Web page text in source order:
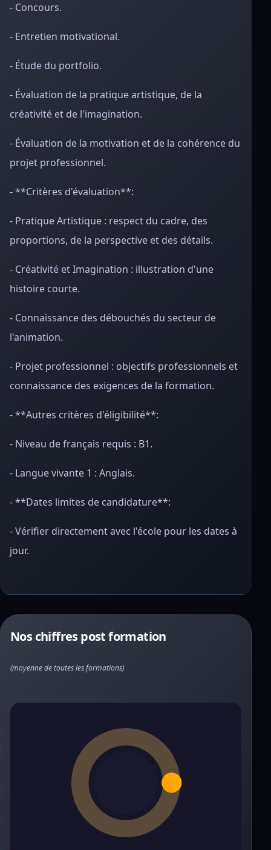
- Concours.
- Entretien motivational.
- Étude du portfolio.
- Évaluation de la pratique artistique, de la
créativité et de l'imagination.
- Évaluation de la motivation et de la cohérence du
projet professionnel.
- **Critères d'évaluation**:
- Pratique Artistique : respect du cadre, des
proportions, de la perspective et des détails.
- Créativité et Imagination : illustration d'une
histoire courte.
- Connaissance des débouchés du secteur de
l'animation.
- Projet professionnel : objectifs professionnels et
connaissance des exigences de la formation.
- **Autres critères d'éligibilité**:
- Niveau de français requis : B1.
- Langue vivante 1 : Anglais.
- **Dates limites de candidature**:
- Vérifier directement avec l'école pour les dates à
jour.
Nos chiffres post formation
(moyenne de toutes les formations)